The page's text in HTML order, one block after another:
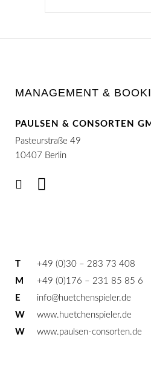
MANAGEMENT &
PAULSEN & CONSORTEN
Pasteurstraße 49
10407 Berlin
T
+49 (0)30 – 283 73 408
M
+49 (0)176 – 231 85 85 6
E
info@huetchenspieler.de
W
www.huetchenspieler.de
W
www.paulsen-consorten.de